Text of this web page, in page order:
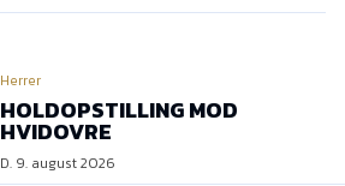
Herrer
HOLDOPSTILLING MOD
HVIDOVRE
D. 9. august 2026